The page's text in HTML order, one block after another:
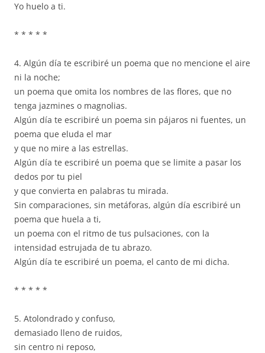
Yo huelo a ti.
* * * * *
4. Algún día te escribiré un poema que no mencione el aire
ni la noche;
un poema que omita los nombres de las flores, que no
tenga jazmines o magnolias.
Algún día te escribiré un poema sin pájaros ni fuentes, un
poema que eluda el mar
y que no mire a las estrellas.
Algún día te escribiré un poema que se limite a pasar los
dedos por tu piel
y que convierta en palabras tu mirada.
Sin comparaciones, sin metáforas, algún día escribiré un
poema que huela a ti,
un poema con el ritmo de tus pulsaciones, con la
intensidad estrujada de tu abrazo.
Algún día te escribiré un poema, el canto de mi dicha.
* * * * *
5. Atolondrado y confuso,
demasiado lleno de ruidos,
sin centro ni reposo,